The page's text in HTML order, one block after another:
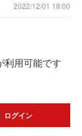
2022/12/01 18:00
利用可能です
ログイン